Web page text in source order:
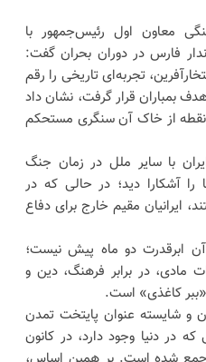
معاون اول رئیس‌جمهور با
فارس در دوران بحران گفت:
تجربه‌ای تاریخی را رقم
که بیش از 800 بار هدف بمباران قرار گرفت، نشان داد
نقطه از خاک آن سنگری مستحکم
با سایر ملل در زمان جنگ
آشکارا دید؛ در حالی که در
ایرانیان مقیم خارج برای دفاع
آن ابرقدرت دو ماه پیش نیست؛
مادی، در برابر فرهنگ، دین و
کاغذی» است.
و شایسته عنوان پایتخت تمدن
در دنیا وجود دارد، در کانون